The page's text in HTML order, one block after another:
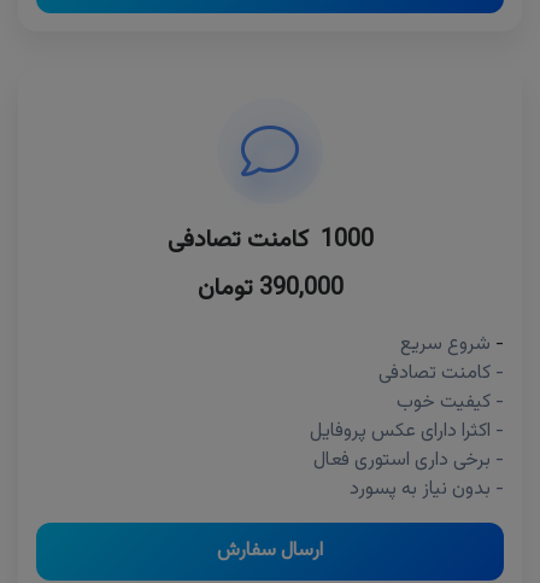
1000 کامنت تصادفی
390,000 تومان
- شروع سریع
- کامنت تصادفی
- کیفیت خوب
- اکثرا دارای عکس پروفایل
- برخی داری استوری فعال
- بدون نیاز به پسورد
ارسال سفارش